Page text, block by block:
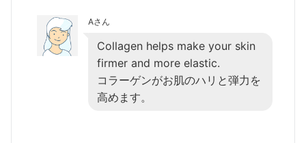
Aさん
Collagen helps make your skin
firmer and more elastic.
コラーゲンがお肌のハリと弾力を
高めます。